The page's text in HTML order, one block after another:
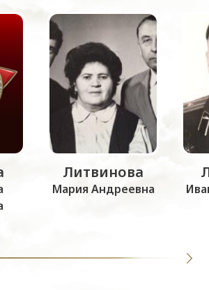
Литвинова
Мария Андреевна